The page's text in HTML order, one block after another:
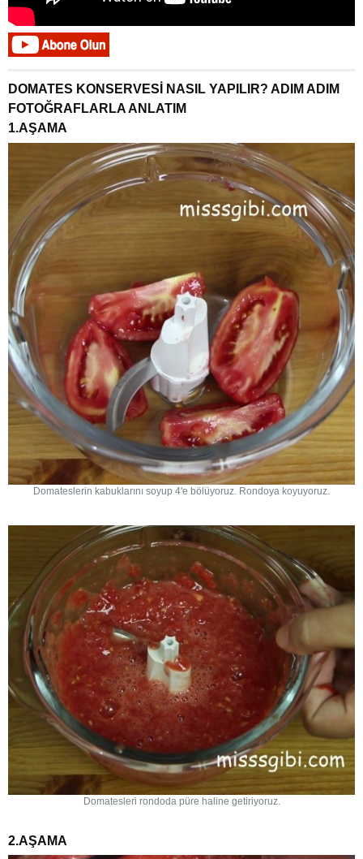
DOMATES KONSERVESİ NASIL YAPILIR? ADIM ADIM
FOTOĞRAFLARLA ANLATIM
1.AŞAMA
Domateslerin kabuklarını soyup 4'e bölüyoruz. Rondoya koyuyoruz.
Domatesleri rondoda püre haline getiriyoruz.
2.AŞAMA